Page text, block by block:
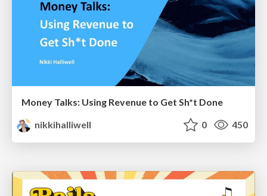
Money Talks: Using Revenue to Get Sh*t Done
nikkihalliwell
0 450